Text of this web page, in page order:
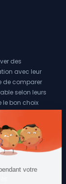
des
avec leur
de comparer
selon leurs
le bon choix